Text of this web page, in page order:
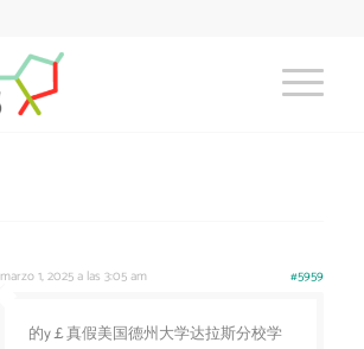
marzo 1, 2025 a las 3:05 am #5959
的y￡真假美国德州大学达拉斯分校学